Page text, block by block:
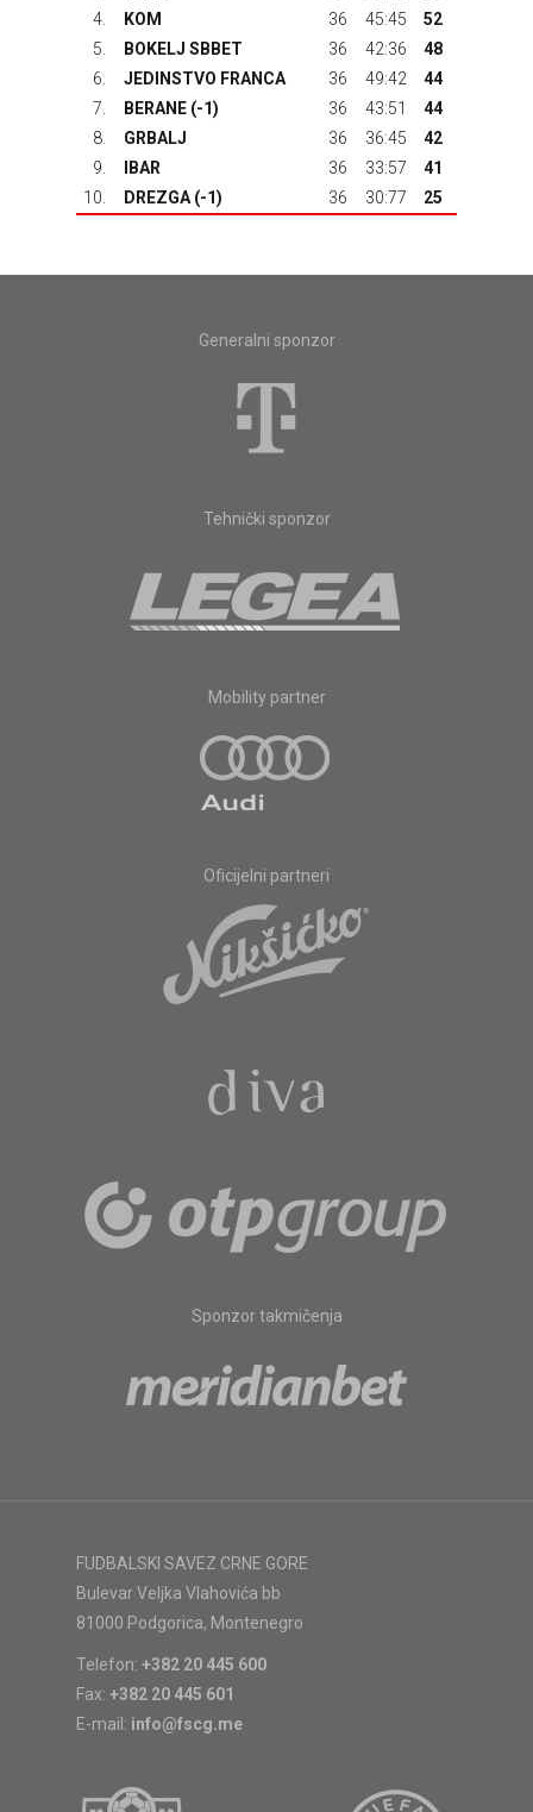
4.
KOM 36 45:45
52
5.
BOKELJ SBBET 36 42:36
48
6.
JEDINSTVO FRANCA 36 49:42
44
7.
BERANE (-1) 36 43:51
44
8.
GRBALJ 36 36:45
42
9.
IBAR 36 33:57
41
10.
DREZGA (-1) 36 30:77 25
Generalni sponzor
Tehnički sponzor
Mobility partner
Oficijelni partneri
Sponzor takmičenja
FUDBALSKI SAVEZ CRNE GORE
Bulevar Veljka Vlahovića bb
81000 Podgorica, Montenegro
Telefon: +382 20 445 600
Fax: +382 20 445 601
E-mail: info@fscg.me